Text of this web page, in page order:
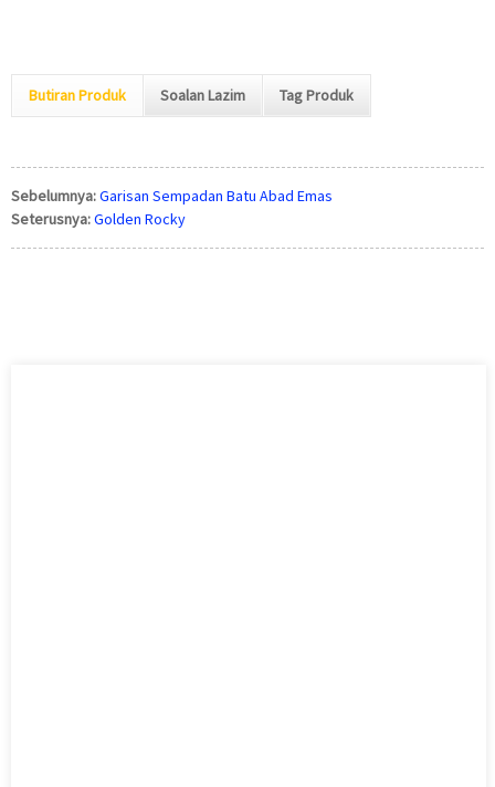
Butiran Produk Soalan Lazim Tag Produk
Sebelumnya:Garisan Sempadan Batu Abad Emas
Seterusnya:Golden Rocky